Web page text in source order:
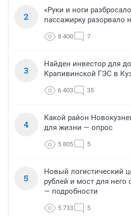
2
«Руки и ноги
пассажирку разорвало
8 400 7
3
Найден инвестор для
Крапивинской ГЭС в
6 403 35
4
Какой район
для жизни — опрос
5 805 5
5
Новый логистический
рублей и мост для него
— подробности
5 733 5